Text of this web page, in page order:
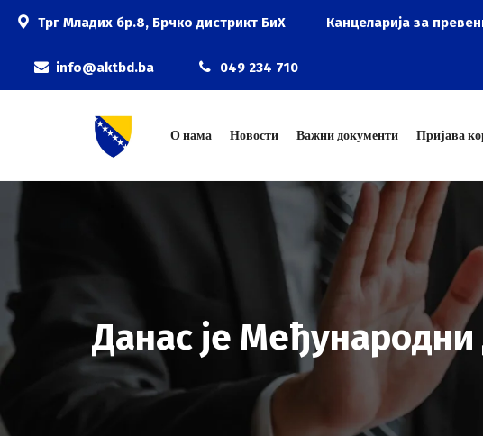
Трг Младих бр.8, Брчко дистрикт БиХ Канцеларија за
info@aktbd.ba 049 234 710
О нама Новости Важни документи Пријава
Данас је